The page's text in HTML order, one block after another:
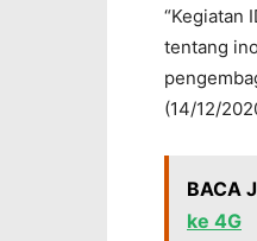
“Kegiatan
tentang
(14/12/
BACA
ke 4G